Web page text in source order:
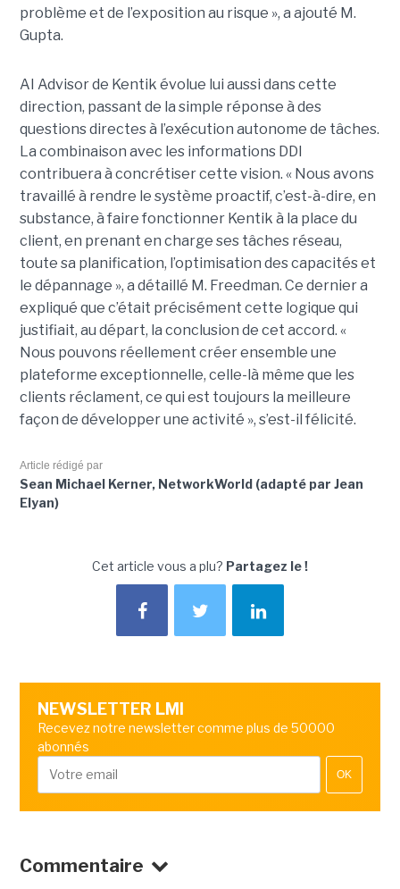
problème et de l’exposition au risque », a ajouté M.
Gupta.
AI Advisor de Kentik évolue lui aussi dans cette
direction, passant de la simple réponse à des
questions directes à l’exécution autonome de tâches.
La combinaison avec les informations DDI
contribuera à concrétiser cette vision. « Nous avons
travaillé à rendre le système proactif, c’est-à-dire, en
substance, à faire fonctionner Kentik à la place du
client, en prenant en charge ses tâches réseau,
toute sa planification, l’optimisation des capacités et
le dépannage », a détaillé M. Freedman. Ce dernier a
expliqué que c’était précisément cette logique qui
justifiait, au départ, la conclusion de cet accord. «
Nous pouvons réellement créer ensemble une
plateforme exceptionnelle, celle-là même que les
clients réclament, ce qui est toujours la meilleure
façon de développer une activité », s’est-il félicité.
Article rédigé par
Sean Michael Kerner, NetworkWorld (adapté par Jean
Elyan)
Cet article vous a plu? Partagez le !
NEWSLETTER LMI
Recevez notre newsletter comme plus de 50000
abonnés
OK
Commentaire